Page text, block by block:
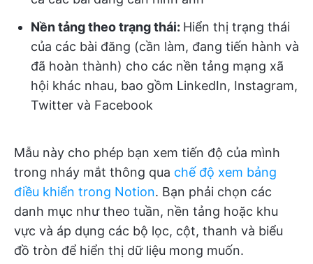
Nền tảng theo trạng thái: Hiển thị trạng thái
của các bài đăng (cần làm, đang tiến hành và
đã hoàn thành) cho các nền tảng mạng xã
hội khác nhau, bao gồm LinkedIn, Instagram,
Twitter và Facebook
Mẫu này cho phép bạn xem tiến độ của mình
trong nháy mắt thông qua chế độ xem bảng
điều khiển trong Notion. Bạn phải chọn các
danh mục như theo tuần, nền tảng hoặc khu
vực và áp dụng các bộ lọc, cột, thanh và biểu
đồ tròn để hiển thị dữ liệu mong muốn.